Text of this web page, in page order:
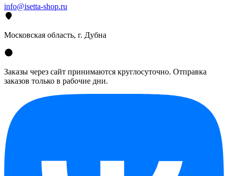
info@isetta-shop.ru
Московская область, г. Дубна
Заказы через сайт принимаются круглосуточно. Отправка
заказов только в рабочие дни.